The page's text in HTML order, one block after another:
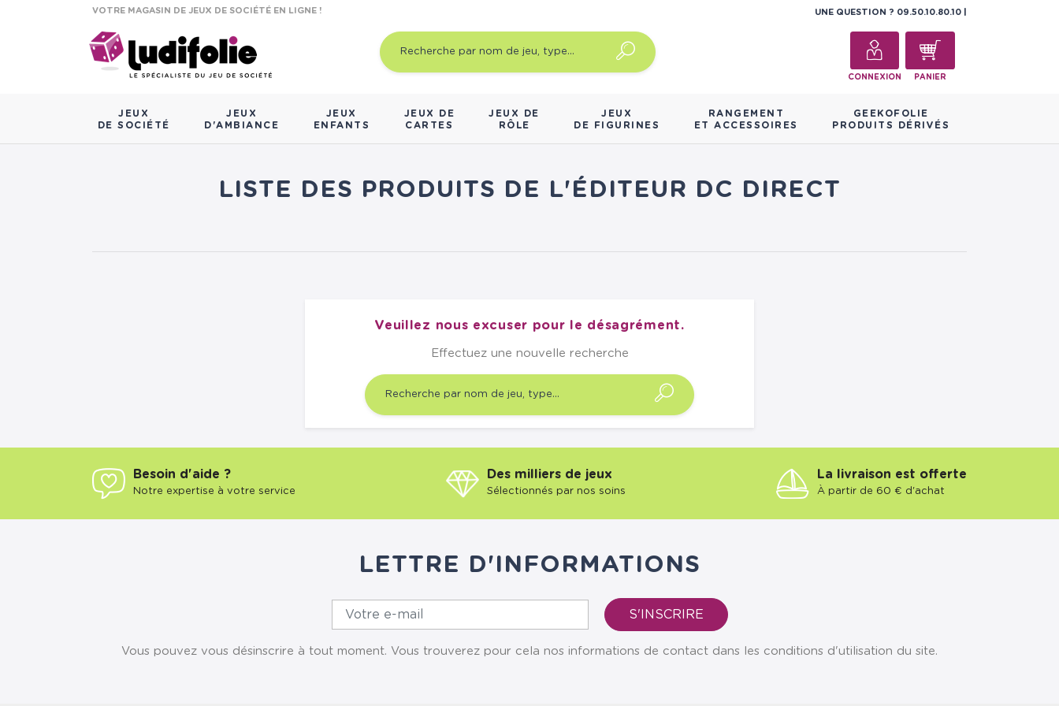
VOTRE MAGASIN DE JEUX DE SOCIÉTÉ EN LIGNE ! UNE QUESTION ? 09.50.10.80.10
CONNEXION PANIER
JEUX
DE SOCIÉTÉ
JEUX
D'AMBIANCE
JEUX
ENFANTS
JEUX DE
CARTES
JEUX DE
RÔLE
JEUX
DE FIGURINES
RANGEMENT
ET ACCESSOIRES
GEEKOFOLIE
PRODUITS DÉRIVÉS
LISTE DES PRODUITS DE L'ÉDITEUR DC DIRECT
Veuillez nous excuser pour le désagrément.
Effectuez une nouvelle recherche
Besoin d'aide ?
Notre expertise à votre service
Des milliers de jeux
Sélectionnés par nos soins
La livraison est offerte
À partir de 60 € d'achat
LETTRE D'INFORMATIONS
Vous pouvez vous désinscrire à tout moment. Vous trouverez pour cela nos informations de contact dans les conditions d'utilisation du site.